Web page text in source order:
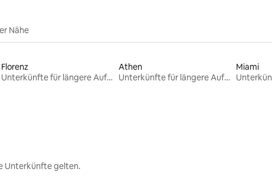
Nähe
Florenz
Unterkünfte für längere Aufenthalte
Athen
Unterkünfte für längere Aufenthalte
Miami
Unterkünfte gelten.